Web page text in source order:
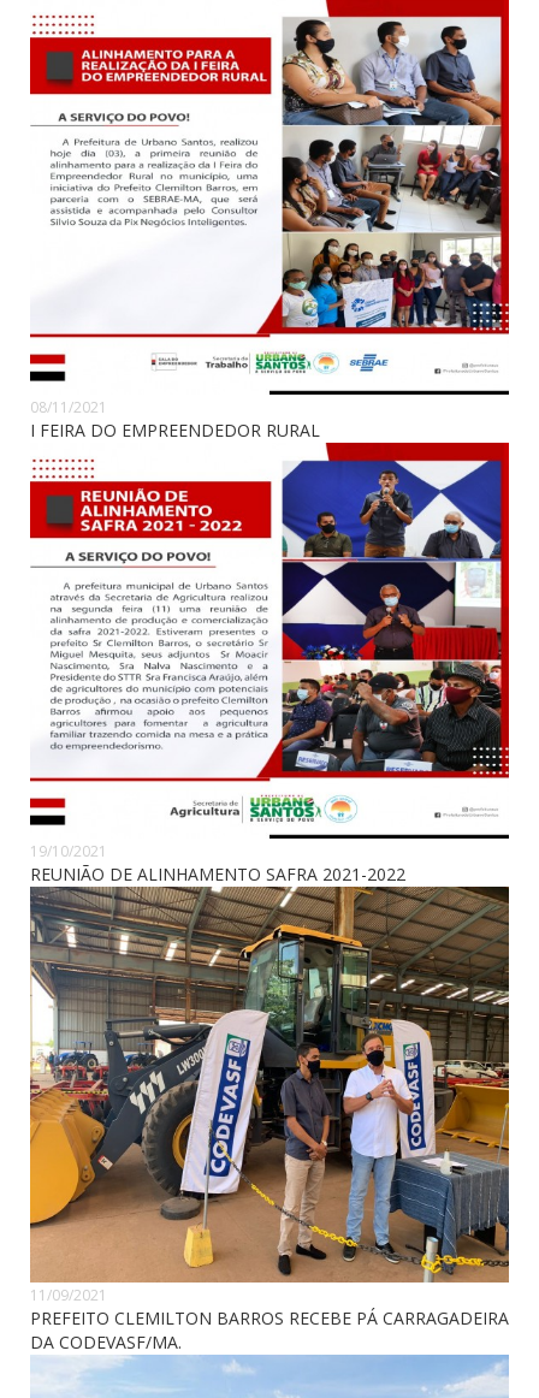
08/11/2021
I FEIRA DO EMPREENDEDOR RURAL
19/10/2021
REUNIÃO DE ALINHAMENTO SAFRA 2021-2022
11/09/2021
PREFEITO CLEMILTON BARROS RECEBE PÁ CARRAGADEIRA
DA CODEVASF/MA.